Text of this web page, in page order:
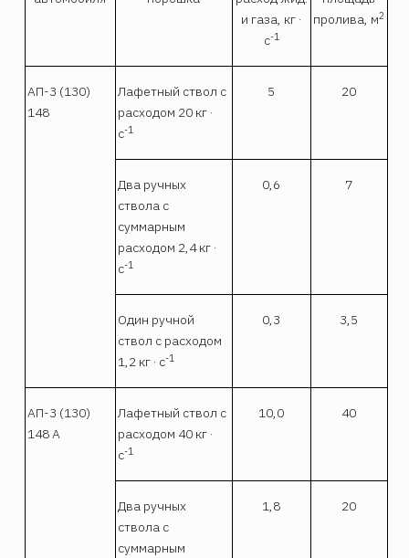
и газа, кг ·
с-1
пролива, м2
АП-3 (130)
148
Лафетный ствол с
расходом 20 кг ·
с-1
5 20
Два ручных
ствола с
суммарным
расходом 2,4 кг ·
с-1
0,6 7
Один ручной
ствол с расходом
1,2 кг · с-1
0,3 3,5
АП-3 (130)
148 А
Лафетный ствол с
расходом 40 кг ·
с-1
10,0 40
Два ручных
ствола с
суммарным
1,8 20